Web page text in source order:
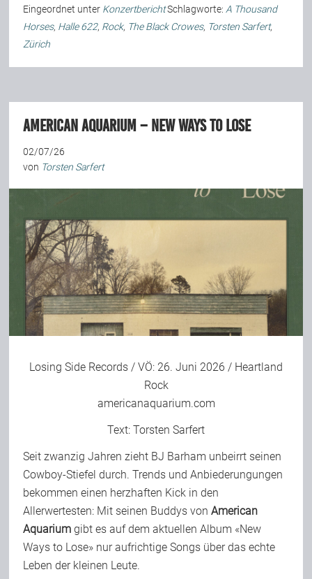
Eingeordnet unter KonzertberichtSchlagworte: A Thousand
Horses, Halle 622, Rock, The Black Crowes, Torsten Sarfert,
Zürich
American Aquarium – New Ways To Lose
02/07/26
von Torsten Sarfert
Losing Side Records / VÖ: 26. Juni 2026 / Heartland
Rock
americanaquarium.com
Text: Torsten Sarfert
Seit zwanzig Jahren zieht BJ Barham unbeirrt seinen
Cowboy-Stiefel durch. Trends und Anbiederungungen
bekommen einen herzhaften Kick in den
Allerwertesten: Mit seinen Buddys vonAmerican
Aquarium gibt es auf dem aktuellen Album «New
Ways to Lose» nur aufrichtige Songs über das echte
Leben der kleinen Leute.